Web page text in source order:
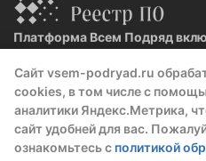
Сайт vsem-podryad.ru
cookies, в том числе с
аналитики Яндекс.Метрика,
сайт удобней для вас.
ознакомьтесь с политикой
Платформа Всем Подряд
Реестровая запись №32021 от
Политика конфиденциальности